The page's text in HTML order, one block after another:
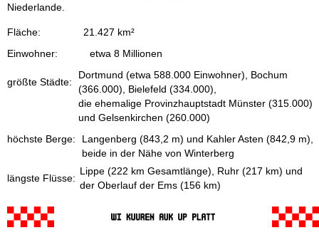
Niederlande.
Fläche:
21.427 km²
Einwohner:
etwa 8 Millionen
größte Städte:
Dortmund (etwa 588.000 Einwohner), Bochum
(366.000), Bielefeld (334.000),
die ehemalige Provinzhauptstadt Münster (315.000)
und Gelsenkirchen (260.000)
höchste Berge:
Langenberg (843,2 m) und Kahler Asten (842,9 m),
beide in der Nähe von Winterberg
längste Flüsse:
Lippe (222 km Gesamtlänge), Ruhr (217 km) und
der Oberlauf der Ems (156 km)